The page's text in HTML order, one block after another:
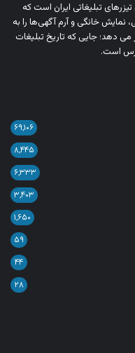
تبلیغاتی ایران است که
نمایش خانگی و آرم‌ آگهی‌ها را به‌
دهد؛ جایی که تاریخ تبلیغات
است.
۶۹,۱۰۶
۸,۴۴۵
۶,۳۳۳
۳,۴۰۳
۱,۶۵۰
۵۹
۴۴
۲۸